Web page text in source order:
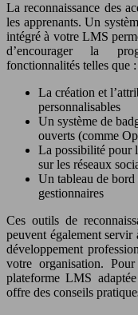
La reconnaissance des
les apprenants. Un
intégré à votre LMS
d’encourager la
fonctionnalités telles que :
La création et
personnalisables
Un système de
ouverts (comme
La possibilité pour
sur les réseaux
Un tableau de bord
gestionnaires
Ces outils de
peuvent également
développement
votre organisation.
plateforme LMS
offre des conseils